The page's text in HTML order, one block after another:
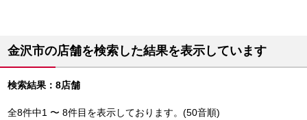
金沢市の店舗を検索した結果を表示しています
検索結果：8店舗
全8件中1 〜 8件目を表示しております。(50音順)